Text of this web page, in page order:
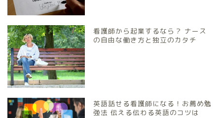
看護師から起業するなら？ ナース
の自由な働き方と独立のカタチ
英語話せる看護師になる！お薦め勉
強法 伝える伝わる英語のコツは